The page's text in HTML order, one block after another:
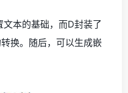
本的基础，而D封装了
换。随后，可以生成嵌